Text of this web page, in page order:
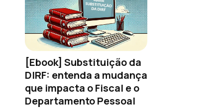
[Ebook] Substituição da
DIRF: entenda a mudança
que impacta o Fiscal e o
Departamento Pessoal